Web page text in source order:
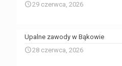
29 czerwca, 2026
Upalne zawody w Bąkowie
28 czerwca, 2026